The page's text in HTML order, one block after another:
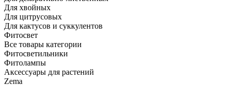
Для хвойных
Для цитрусовых
Для кактусов и суккулентов
Фитосвет
Все товары категории
Фитосветильники
Фитолампы
Аксессуары для растений
Zema